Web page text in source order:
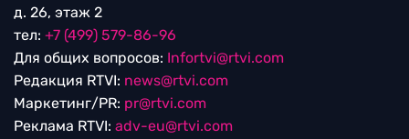
д. 26, этаж 2
тел: +7 (499) 579-86-96
Для общих вопросов: Infortvi@rtvi.com
Редакция RTVI: news@rtvi.com
Маркетинг/PR: pr@rtvi.com
Реклама RTVI: adv-eu@rtvi.com